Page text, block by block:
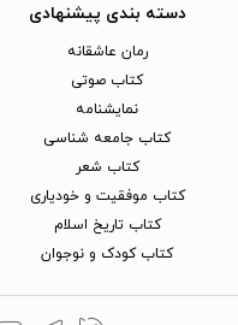
دسته بندی پیشنهادی
رمان عاشقانه
کتاب‌ صوتی
نمایشنامه
کتاب جامعه شناسی
کتاب شعر
کتاب موفقیت و خودیاری
کتاب تاریخ اسلام
کتاب کودک و نوجوان